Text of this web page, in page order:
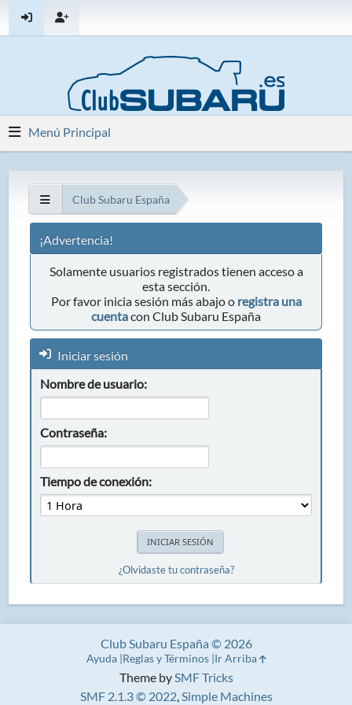
Menú Principal
Club Subaru España
¡Advertencia!
Solamente usuarios registrados tienen acceso a
esta sección.
Por favor inicia sesión más abajo o registra una
cuentacon Club Subaru España
Iniciar sesión
Nombre de usuario:
Contraseña:
Tiempo de conexión:
¿Olvidaste tu contraseña?
Theme bySMF Tricks
SMF 2.1.3 © 2022,Simple Machines
Club Subaru España © 2026
Ayuda Reglas y Términos Ir Arriba